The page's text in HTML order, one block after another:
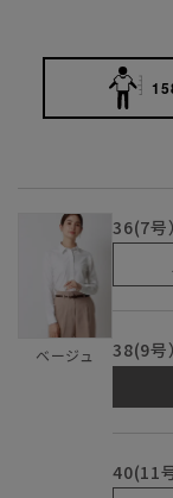
ベージュ
36(7号）
38(9号）
40(11号